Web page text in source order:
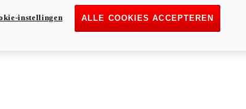
ALLE COOKIES ACCEPTEREN
instellingen